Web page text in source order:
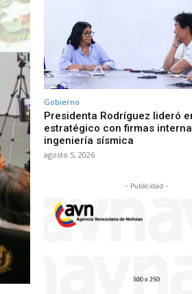
Gobierno
Presidenta Rodríguez lideró
estratégico con firmas
ingeniería sísmica
agosto 5, 2026
- Publicidad -